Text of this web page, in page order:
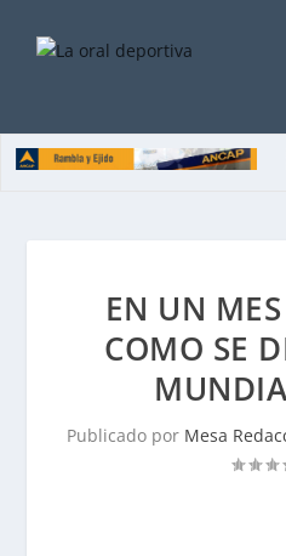
EN UN
COMO SE
Publicado por Mesa